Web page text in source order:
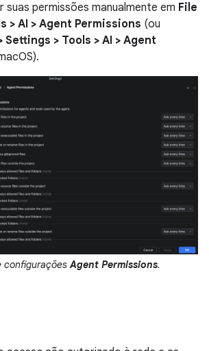
suas permissões manualmente em File
> AI > Agent Permissions (ou
> Tools > AI > Agent
configuraçõesAgent Permissions.